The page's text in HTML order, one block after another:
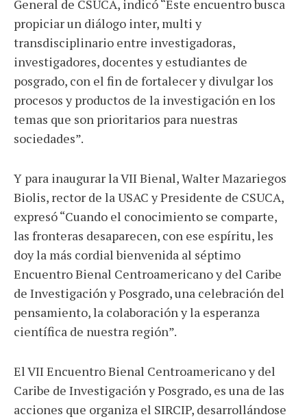
General de CSUCA, indicó “Este encuentro busca
propiciar un diálogo inter, multi y
transdisciplinario entre investigadoras,
investigadores, docentes y estudiantes de
posgrado, con el fin de fortalecer y divulgar los
procesos y productos de la investigación en los
temas que son prioritarios para nuestras
sociedades”.
Y para inaugurar la VII Bienal, Walter Mazariegos
Biolis, rector de la USAC y Presidente de CSUCA,
expresó “Cuando el conocimiento se comparte,
las fronteras desaparecen, con ese espíritu, les
doy la más cordial bienvenida al séptimo
Encuentro Bienal Centroamericano y del Caribe
de Investigación y Posgrado, una celebración del
pensamiento, la colaboración y la esperanza
científica de nuestra región”.
El VII Encuentro Bienal Centroamericano y del
Caribe de Investigación y Posgrado, es una de las
acciones que organiza el SIRCIP, desarrollándose